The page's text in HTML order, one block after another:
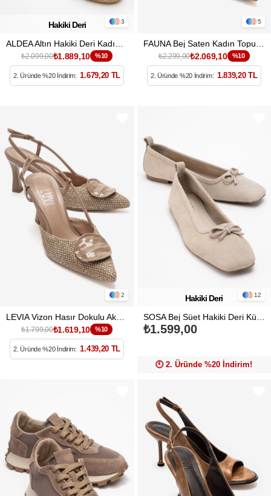
3
₺2.099,00₺1.889,10 %10
2. Üründe %20 İndirim: 1.679,20 TL
Hakiki Deri 5
₺2.299,00₺2.069,10 %10
2. Üründe %20 İndirim: 1.839,20 TL
2
LEVIA Vizon Hasır Dokulu Aksesuar Detaylı Kadın Topuklu Ayakkabı
₺1.799,00₺1.619,10 %10
2. Üründe %20 İndirim: 1.439,20 TL
12
SOSA Bej Süet Hakiki Deri Küt Burunlu Fiyonklu Kadın Babet Ayakkabı
₺1.599,00
🕙️ 2. Üründe %20 İndirim!
Hakiki Deri